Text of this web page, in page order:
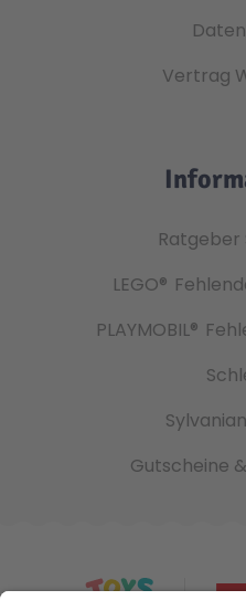
Vertrag
Ratgeber
LEGO®
PLAYMOBIL®
Gutscheine